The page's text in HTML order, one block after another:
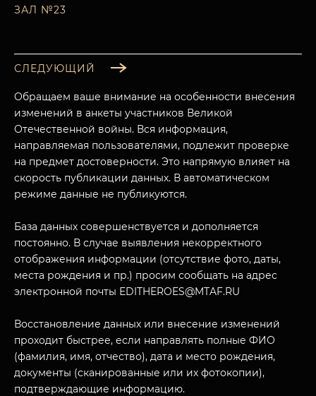
ЗАЛ №23
СЛЕДУЮЩИЙ
Обращаем ваше внимание на особенности внесения
изменений в анкеты участников Великой
Отечественной войны. Вся информация,
направляемая пользователями, подлежит проверке
на предмет достоверности. Это напрямую влияет на
скорость публикации данных. В автоматическом
режиме данные не публикуются.
База данных совершенствуется и дополняется
постоянно. В случае выявления некорректного
отображения информации (отсутствие фото, даты,
места рождения и пр.) просим сообщать на адрес
электронной почты EDITHEROES@MTAF.RU
Восстановление данных или внесение изменений
проходит быстрее, если направлять полные ФИО
(фамилия, имя, отчество), дата и место рождения,
документы (сканированные или их фотокопии),
подтверждающие информацию.